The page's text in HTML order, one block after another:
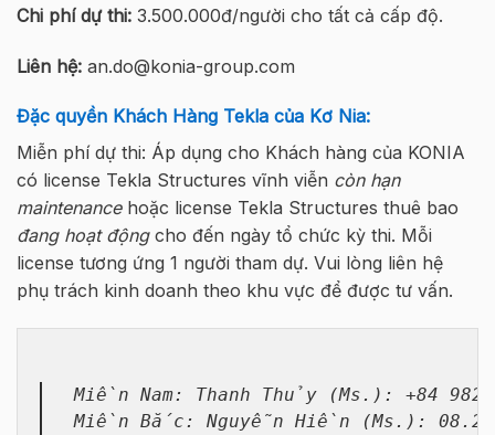
Chi phí dự thi: 3.500.000đ/người cho tất cả cấp độ.
Liên hệ: an.do@konia-group.com
Đặc quyền Khách Hàng Tekla của Kơ Nia:
Miễn phí dự thi: Áp dụng cho Khách hàng của KONIA
có license Tekla Structures vĩnh viễn còn hạn
maintenancehoặc license Tekla Structures thuê bao
đang hoạt độngcho đến ngày tổ chức kỳ thi. Mỗi
license tương ứng 1 người tham dự. Vui lòng liên hệ
phụ trách kinh doanh theo khu vực để được tư vấn.
Miền Nam: Thanh Thủy (Ms.): +84 982